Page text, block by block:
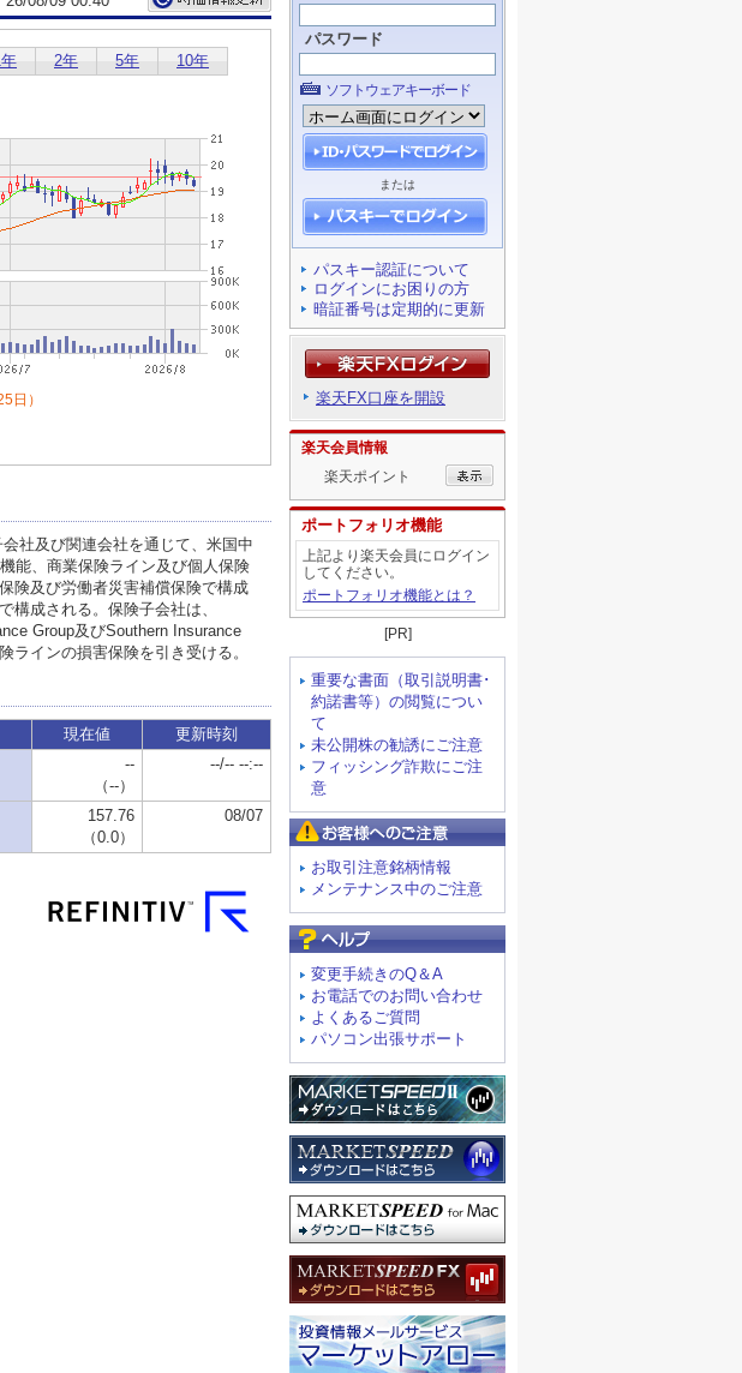
パスワード
ソフトウェアキーボード
または
パスキー認証について
ログインにお困りの方
暗証番号は定期的に更新
楽天FX口座を開設
楽天会員情報
楽天ポイント
ポートフォリオ機能
上記より楽天会員にログイン
してください。
ポートフォリオ機能とは？
[PR]
重要な書面（取引説明書･
約諾書等）の閲覧につい
て
未公開株の勧誘にご注意
フィッシング詐欺にご注
意
お取引注意銘柄情報
メンテナンス中のご注意
変更手続きのQ＆A
お電話でのお問い合わせ
よくあるご質問
パソコン出張サポート